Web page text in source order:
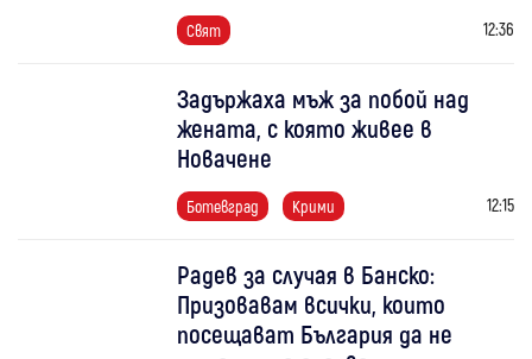
Свят 12:36
Задържаха мъж за побой над
жената, с която живее в
Новачене
Ботевград Крими 12:15
Радев за случая в Банско:
Призовавам всички, които
посещават България да не